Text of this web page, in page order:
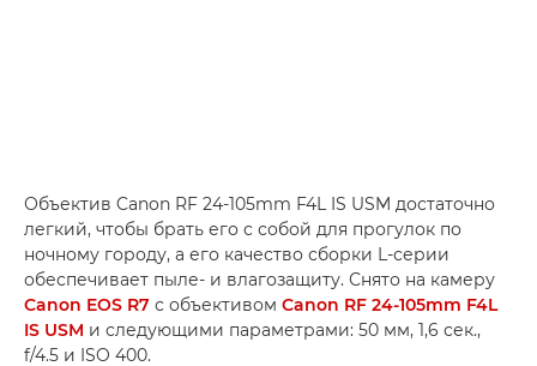
Объектив Canon RF 24-105mm F4L IS USM достаточно
легкий, чтобы брать его с собой для прогулок по
ночному городу, а его качество сборки L-серии
обеспечивает пыле- и влагозащиту. Снято на камеру
Canon EOS R7 с объективом Canon RF 24-105mm F4L
IS USM и следующими параметрами: 50 мм, 1,6 сек.,
f/4.5 и ISO 400.